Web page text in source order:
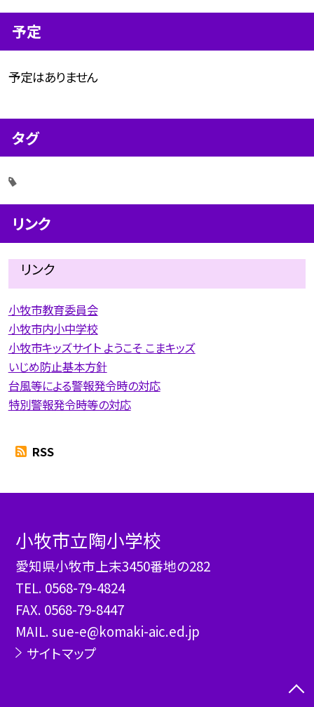
予定
予定はありません
タグ
リンク
リンク
小牧市教育委員会
小牧市内小中学校
小牧市キッズサイト ようこそ こまキッズ
いじめ防止基本方針
台風等による警報発令時の対応
特別警報発令時等の対応
RSS
小牧市立陶小学校
愛知県小牧市上末3450番地の282
TEL. 0568-79-4824
FAX. 0568-79-8447
MAIL. sue-e@komaki-aic.ed.jp
サイトマップ